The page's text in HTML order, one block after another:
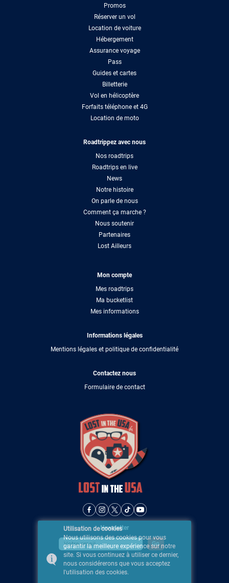
Promos
Réserver un vol
Location de voiture
Hébergement
Assurance voyage
Pass
Guides et cartes
Billetterie
Vol en hélicoptère
Forfaits téléphone et 4G
Location de moto
Roadtrippez avec nous
Nos roadtrips
Roadtrips en live
News
Notre histoire
On parle de nous
Comment ça marche ?
Nous soutenir
Partenaires
Lost Ailleurs
Mon compte
Mes roadtrips
Ma bucketlist
Mes informations
Informations légales
Mentions légales et politique de confidentialité
Contactez nous
Formulaire de contact
Newsletter
Utilisation de cookies
Nous utilisons des cookies pour vous
garantir la meilleure expérience sur notre
site. Si vous continuez à utiliser ce dernier,
nous considérerons que vous acceptez
l'utilisation des cookies.